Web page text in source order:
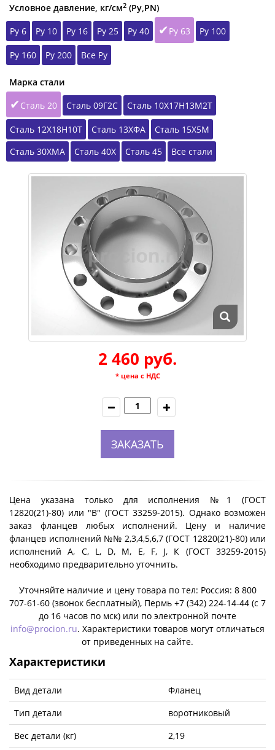
Условное давление, кг/см2 (Ру,РN)
Ру 6
Ру 10 Ру 16 Ру 25 Ру 40 Ру 63 Ру 100
Ру 160 Ру 200 Все Ру
Марка стали
Сталь 20
Сталь 09Г2С Сталь 10Х17Н13М2Т
Сталь 12Х18Н10Т Сталь 13ХФА
Сталь 15Х5М
Сталь 30ХМА
Сталь 40Х Сталь 45 Все стали
2 460 руб.
* цена с НДС
ЗАКАЗАТЬ
Цена указана только для исполнения №1 (ГОСТ
12820(21)-80) или "B" (ГОСТ 33259-2015). Однако возможен
заказ фланцев любых исполнений. Цену и наличие
фланцев исполнений №№ 2,3,4,5,6,7 (ГОСТ 12820(21)-80) или
исполнений A, C, L, D, M, E, F, J, К (ГОСТ 33259-2015)
необходимо предварительно уточнить.
Уточняйте наличие и цену товара по тел: Россия: 8 800
707-61-60 (звонок бесплатный), Пермь +7 (342) 224-14-44 (c 7
до 16 часов по мск) или по электронной почте
info@procion.ru. Характеристики товаров могут отличаться
от приведенных на сайте.
Характеристики
Вид детали
Фланец
Тип детали
воротниковый
Вес детали (кг)
2,19